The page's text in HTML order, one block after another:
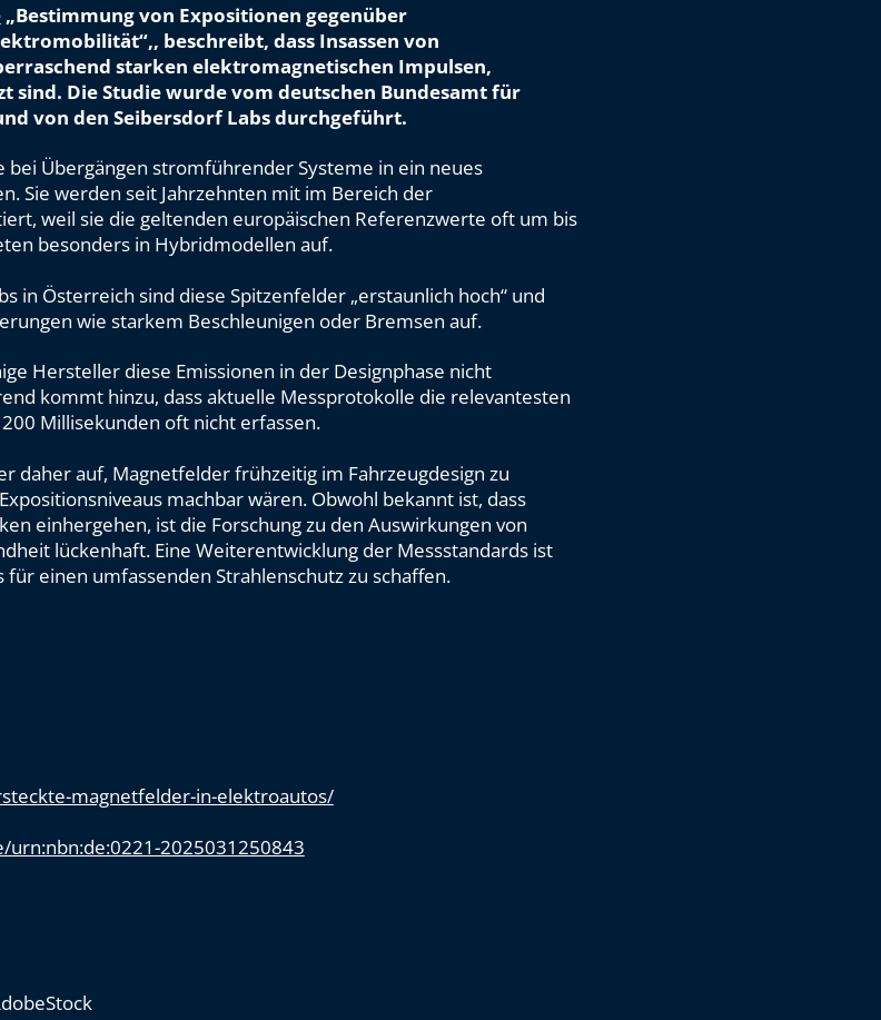
„Bestimmung von Expositionen gegenüber
beschreibt, dass Insassen von
starken elektromagnetischen Impulsen,
sind. Die Studie wurde vom deutschen Bundesamt für
von den Seibersdorf Labs durchgeführt.
bei Übergängen stromführender Systeme in ein neues
Sie werden seit Jahrzehnten mit im Bereich der
weil sie die geltenden europäischen Referenzwerte oft um bis
besonders in Hybridmodellen auf.
in Österreich sind diese Spitzenfelder „erstaunlich hoch“ und
wie starkem Beschleunigen oder Bremsen auf.
Hersteller diese Emissionen in der Designphase nicht
kommt hinzu, dass aktuelle Messprotokolle die relevantesten
Millisekunden oft nicht erfassen.
daher auf, Magnetfelder frühzeitig im Fahrzeugdesign zu
machbar wären. Obwohl bekannt ist, dass
einhergehen, ist die Forschung zu den Auswirkungen von
lückenhaft. Eine Weiterentwicklung der Messstandards ist
einen umfassenden Strahlenschutz zu schaffen.
magnetfelder-in-elektroautos/
2025031250843